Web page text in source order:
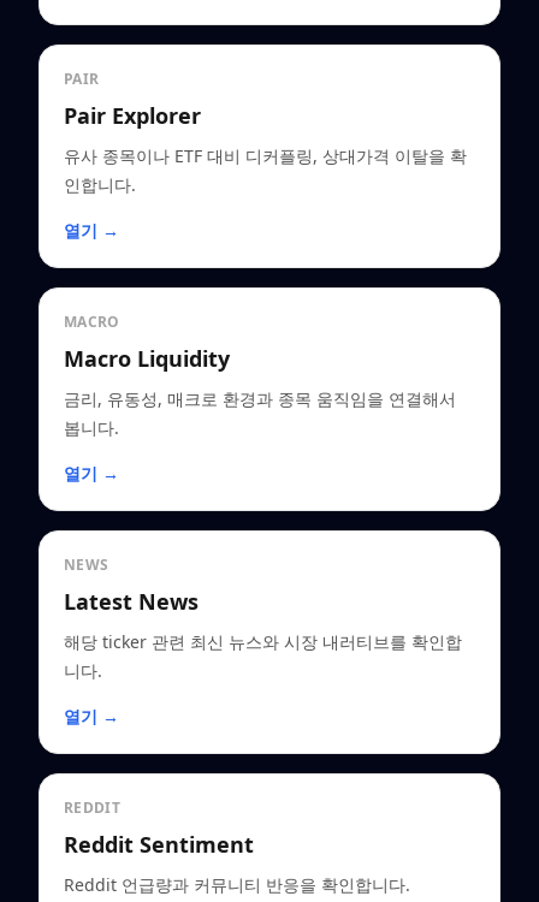
PAIR
Pair Explorer
유사 종목이나 ETF 대비 디커플링, 상대가격 이탈을 확
인합니다.
열기 →
MACRO
Macro Liquidity
금리, 유동성, 매크로 환경과 종목 움직임을 연결해서
봅니다.
열기 →
NEWS
Latest News
해당 ticker 관련 최신 뉴스와 시장 내러티브를 확인합
니다.
열기 →
REDDIT
Reddit Sentiment
Reddit 언급량과 커뮤니티 반응을 확인합니다.